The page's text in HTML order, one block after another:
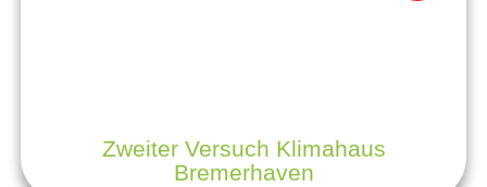
Zweiter Versuch Klimahaus
Bremerhaven